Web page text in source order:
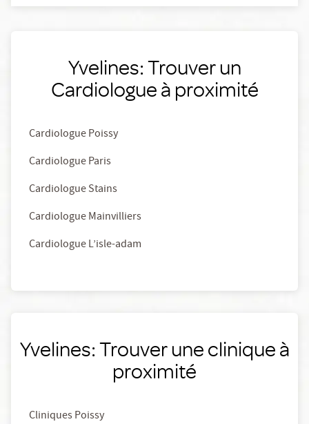
Yvelines: Trouver un
Cardiologue à proximité
Cardiologue Poissy
Cardiologue Paris
Cardiologue Stains
Cardiologue Mainvilliers
Cardiologue L’isle-adam
Yvelines: Trouver une clinique à
proximité
Cliniques Poissy